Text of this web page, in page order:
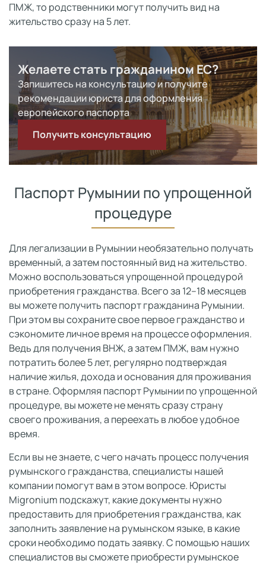
ПМЖ, то родственники могут получить вид на
жительство сразу на 5 лет.
Желаете стать гражданином ЕС?
Запишитесь на консультацию и получите
рекомендации юриста для оформления
европейского паспорта
Получить консультацию
Паспорт Румынии по упрощенной
процедуре
Для легализации в Румынии необязательно получать
временный, а затем постоянный вид на жительство.
Можно воспользоваться упрощенной процедурой
приобретения гражданства. Всего за 12–18 месяцев
вы можете получить паспорт гражданина Румынии.
При этом вы сохраните свое первое гражданство и
сэкономите личное время на процессе оформления.
Ведь для получения ВНЖ, а затем ПМЖ, вам нужно
потратить более 5 лет, регулярно подтверждая
наличие жилья, дохода и основания для проживания
в стране. Оформляя паспорт Румынии по упрощенной
процедуре, вы можете не менять сразу страну
своего проживания, а переехать в любое удобное
время.
Если вы не знаете, с чего начать процесс получения
румынского гражданства, специалисты нашей
компании помогут вам в этом вопросе. Юристы
Migronium подскажут, какие документы нужно
предоставить для приобретения гражданства, как
заполнить заявление на румынском языке, в какие
сроки необходимо подать заявку. С помощью наших
специалистов вы сможете приобрести румынское